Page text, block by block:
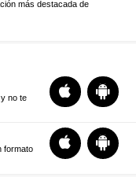
más destacada de
no te
formato